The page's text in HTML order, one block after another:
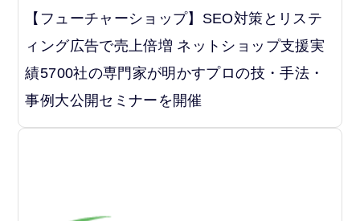
【フューチャーショップ】SEO対策とリステ
ィング広告で売上倍増 ネットショップ支援実
績5700社の専門家が明かすプロの技・手法・
事例大公開セミナーを開催